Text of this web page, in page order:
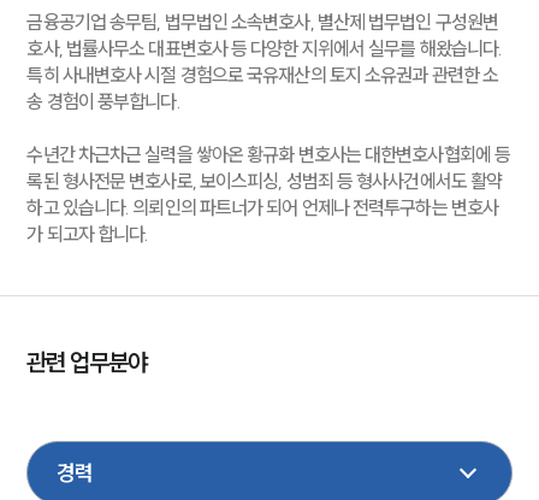
금융공기업 송무팀, 법무법인 소속변호사, 별산제 법무법인 구성원변
호사, 법률사무소 대표변호사 등 다양한 지위에서 실무를 해왔습니다.
특히 사내변호사 시절 경험으로 국유재산의 토지 소유권과 관련한 소
송 경험이 풍부합니다.
수년간 차근차근 실력을 쌓아온 황규화 변호사는 대한변호사협회에 등
록된 형사전문 변호사로, 보이스피싱, 성범죄 등 형사사건에서도 활약
하고 있습니다. 의뢰인의 파트너가 되어 언제나 전력투구하는 변호사
가 되고자 합니다.
관련 업무분야
건설
보험